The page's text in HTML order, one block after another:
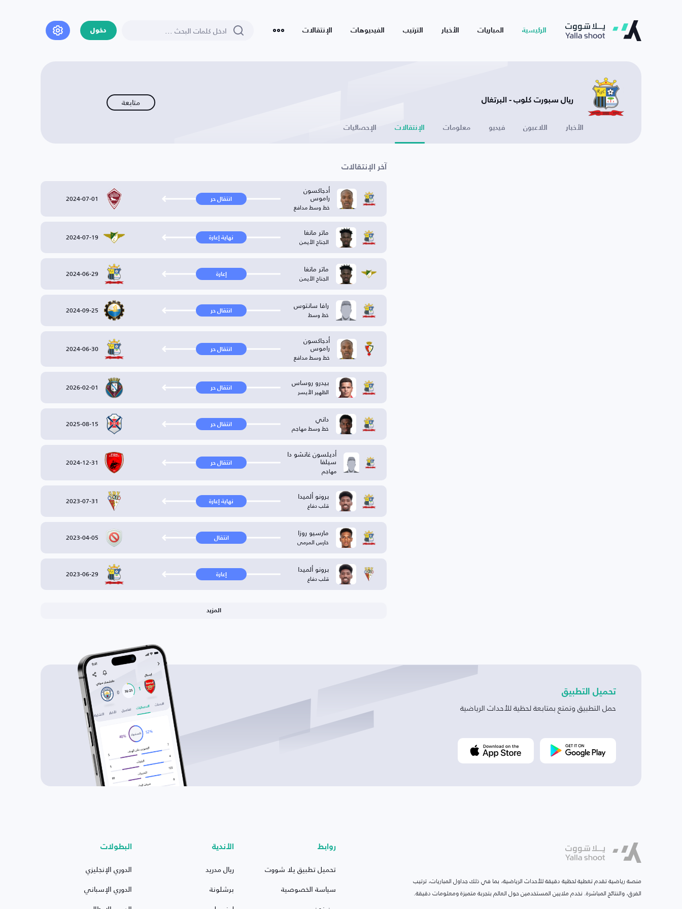
الرئيسية المباريات الأخبار الترتيب الفيديوهات الإنتقالات دخول
ريال سبورت كلوب - البرتغال متابعة
الأخبار اللاعبون فيديو معلومات الإنتقالات الإحصائيات
آخر الإنتقالات
أدجاكسون
راموس
خط وسط مدافع
انتقال حر 2024-07-01
ماتر مانغا
الجناح الأيمن نهاية إعارة 2024-07-19
ماتر مانغا
الجناح الأيمن إعارة 2024-06-29
رافا سانتوس
خط وسط انتقال حر 2024-09-25
أدجاكسون
راموس
خط وسط مدافع
انتقال حر 2024-06-30
بيدرو روساس
الظهير الأيسر انتقال حر 2026-02-01
داني
خط وسط مهاجم انتقال حر 2025-08-15
أديلسون غانشو دا
سيلفا
مهاجم
انتقال حر 2024-12-31
برونو ألميدا
قلب دفاع نهاية إعارة 2023-07-31
مارسيو روزا
حارس المرمى انتقال 2023-04-05
برونو ألميدا
قلب دفاع إعارة 2023-06-29
المزيد
تحميل التطبيق
حمل التطبيق وتمتع بمتابعة لحظية للأحداث الرياضية
منصة رياضية تقدم تغطية لحظية دقيقة للأحداث الرياضية، بما في ذلك جداول المباريات، ترتيب
الفرق، والنتائج المباشرة. نخدم ملايين المستخدمين حول العالم بتجربة متميزة ومعلومات دقيقة.
روابط
تحميل تطبيق يلا شووت
سياسة الخصوصية
الأندية
ريال مدريد
برشلونة
البطولات
الدوري الإنجليزي
الدوري الإسباني